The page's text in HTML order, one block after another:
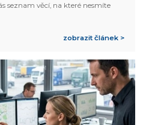
seznam věcí, na které nesmíte
zobrazit článek >